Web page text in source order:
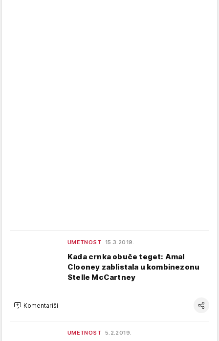
UMETNOST 15.3.2019.
Kada crnka obuče teget: Amal
Clooney zablistala u kombinezonu
Stelle McCartney
Komentariši
UMETNOST 5.2.2019.